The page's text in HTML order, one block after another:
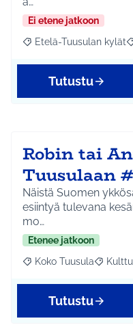
Ei etene jatkoon
Rajaa tulokset aihepiirin
Etelä-Tuusulan kylät
Tutustu
Robin tai
Tuusulaan
Näistä Suomen
esiintyä tulevana
mo…
Etenee jatkoon
Rajaa tulokset aihepiirin
Koko Tuusula Rajaa
Tutustu